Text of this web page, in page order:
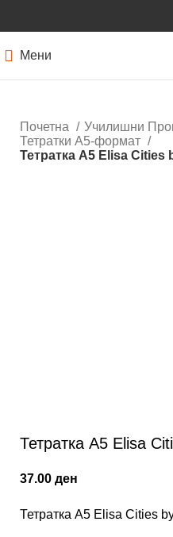
Мени
Почетна Училишни
Тетратки А5-формат
Тетратка А5 Elisa Cities
Тетратка А5 Elisa
37.00 ден
Тетратка А5 Elisa Cities